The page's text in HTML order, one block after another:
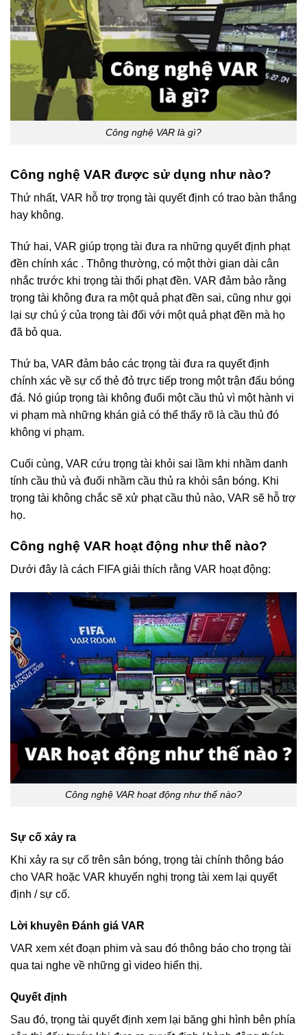
Công nghệ VAR là gì?
Công nghệ VAR được sử dụng như nào?
Thứ nhất, VAR hỗ trợ trọng tài quyết định có trao bàn thắng
hay không.
Thứ hai, VAR giúp trọng tài đưa ra những quyết định phạt
đền chính xác . Thông thường, có một thời gian dài cân
nhắc trước khi trọng tài thổi phạt đền. VAR đảm bảo rằng
trọng tài không đưa ra một quả phạt đền sai, cũng như gọi
lại sự chú ý của trọng tài đối với một quả phạt đền mà họ
đã bỏ qua.
Thứ ba, VAR đảm bảo các trọng tài đưa ra quyết định
chính xác về sự cố thẻ đỏ trực tiếp trong một trận đấu bóng
đá. Nó giúp trọng tài không đuổi một cầu thủ vì một hành vi
vi phạm mà những khán giả có thể thấy rõ là cầu thủ đó
không vi phạm.
Cuối cùng, VAR cứu trọng tài khỏi sai lầm khi nhầm danh
tính cầu thủ và đuổi nhầm cầu thủ ra khỏi sân bóng. Khi
trọng tài không chắc sẽ xử phạt cầu thủ nào, VAR sẽ hỗ trợ
họ.
Công nghệ VAR hoạt động như thế nào?
Dưới đây là cách FIFA giải thích rằng VAR hoạt động:
Công nghệ VAR hoạt động như thế nào?
Sự cố xảy ra
Khi xảy ra sự cố trên sân bóng, trọng tài chính thông báo
cho VAR hoặc VAR khuyến nghị trọng tài xem lại quyết
định / sự cố.
Lời khuyên Đánh giá VAR
VAR xem xét đoạn phim và sau đó thông báo cho trọng tài
qua tai nghe về những gì video hiển thị.
Quyết định
Sau đó, trọng tài quyết định xem lại băng ghi hình bên phía